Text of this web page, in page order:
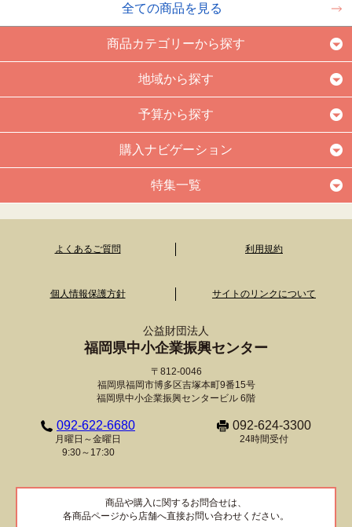
全ての商品を見る
商品カテゴリーから探す
地域から探す
予算から探す
購入ナビゲーション
特集一覧
よくあるご質問 利用規約
個人情報保護方針 サイトのリンクについて
公益財団法人
福岡県中小企業振興センター
〒812-0046
福岡県福岡市博多区吉塚本町9番15号
福岡県中小企業振興センタービル 6階
092-622-6680
月曜日～金曜日
9:30～17:30
092-624-3300
24時間受付
商品や購入に関するお問合せは、
各商品ページから店舗へ直接お問い合わせください。